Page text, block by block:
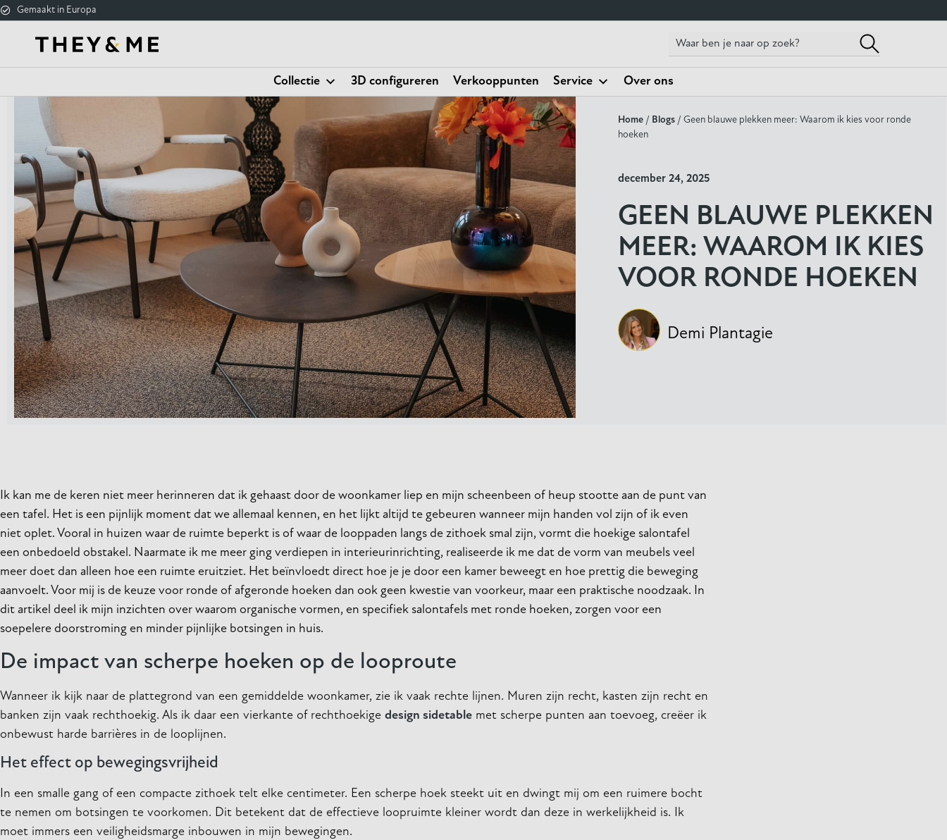
Gemaakt in Europa
Collectie 3D configureren Verkooppunten Service Over ons
Home / Blogs / Geen blauwe plekken meer: Waarom ik kies voor ronde
hoeken
december 24, 2025
GEEN BLAUWE PLEKKEN
MEER: WAAROM IK KIES
VOOR RONDE HOEKEN
Demi Plantagie
Ik kan me de keren niet meer herinneren dat ik gehaast door de woonkamer liep en mijn scheenbeen of heup stootte aan de punt van
een tafel. Het is een pijnlijk moment dat we allemaal kennen, en het lijkt altijd te gebeuren wanneer mijn handen vol zijn of ik even
niet oplet. Vooral in huizen waar de ruimte beperkt is of waar de looppaden langs de zithoek smal zijn, vormt die hoekige salontafel
een onbedoeld obstakel. Naarmate ik me meer ging verdiepen in interieurinrichting, realiseerde ik me dat de vorm van meubels veel
meer doet dan alleen hoe een ruimte eruitziet. Het beïnvloedt direct hoe je je door een kamer beweegt en hoe prettig die beweging
aanvoelt. Voor mij is de keuze voor ronde of afgeronde hoeken dan ook geen kwestie van voorkeur, maar een praktische noodzaak. In
dit artikel deel ik mijn inzichten over waarom organische vormen, en specifiek salontafels met ronde hoeken, zorgen voor een
soepelere doorstroming en minder pijnlijke botsingen in huis.
De impact van scherpe hoeken op de looproute
Wanneer ik kijk naar de plattegrond van een gemiddelde woonkamer, zie ik vaak rechte lijnen. Muren zijn recht, kasten zijn recht en
banken zijn vaak rechthoekig. Als ik daar een vierkante of rechthoekige design sidetable met scherpe punten aan toevoeg, creëer ik
onbewust harde barrières in de looplijnen.
Het effect op bewegingsvrijheid
In een smalle gang of een compacte zithoek telt elke centimeter. Een scherpe hoek steekt uit en dwingt mij om een ruimere bocht
te nemen om botsingen te voorkomen. Dit betekent dat de effectieve loopruimte kleiner wordt dan deze in werkelijkheid is. Ik
moet immers een veiligheidsmarge inbouwen in mijn bewegingen.